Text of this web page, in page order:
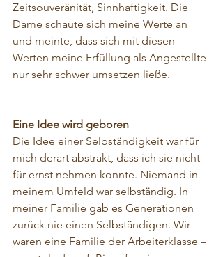
Zeitsouveränität, Sinnhaftigkeit. Die
Dame schaute sich meine Werte an
und meinte, dass sich mit diesen
Werten meine Erfüllung als Angestellte
nur sehr schwer umsetzen ließe.
Eine Idee wird geboren
Die Idee einer Selbständigkeit war für
mich derart abstrakt, dass ich sie nicht
für ernst nehmen konnte. Niemand in
meinem Umfeld war selbständig. In
meiner Familie gab es Generationen
zurück nie einen Selbständigen. Wir
waren eine Familie der Arbeiterklasse –